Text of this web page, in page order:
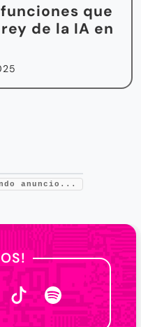
que
de la IA en
anuncio...